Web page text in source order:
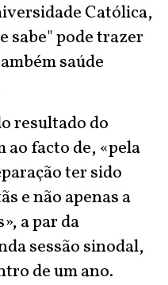
Católica,
sabe" pode trazer
saúde
resultado do
ao facto de, «pela
ter sido
e não apenas a
a par da
sessão sinodal,
de um ano.